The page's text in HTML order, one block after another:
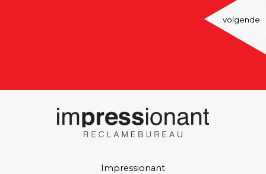
volgende
Impressionant